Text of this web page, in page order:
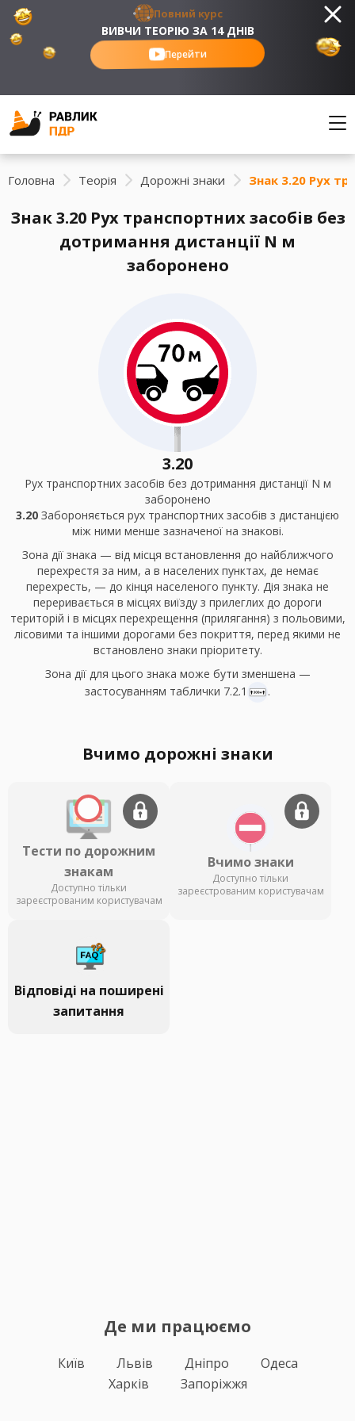
Повний курс
ВИВЧИ ТЕОРІЮ ЗА 14 ДНІВ
Перейти
Головна Теорія Дорожні знаки Знак 3.20 Рух
Знак 3.20 Рух транспортних засобів без
дотримання дистанції N м
заборонено
3.20
Рух транспортних засобів без дотримання дистанції N м
заборонено
3.20 Забороняється рух транспортних засобів з дистанцією
між ними менше зазначеної на знакові.
Зона дії знака — від місця встановлення до найближчого
перехрестя за ним, а в населених пунктах, де немає
перехресть, — до кінця населеного пункту. Дія знака не
переривається в місцях виїзду з прилеглих до дороги
територій і в місцях перехрещення (прилягання) з польовими,
лісовими та іншими дорогами без покриття, перед якими не
встановлено знаки пріоритету.
Зона дії для цього знака може бути зменшена —
застосуванням таблички 7.2.1
.
Вчимо дорожні знаки
Тести по дорожним
знакам
Доступно тільки
зареєстрованим користувачам
Вчимо знаки
Доступно тільки
зареєстрованим користувачам
Відповіді на поширені
запитання
Де ми працюємо
Київ Львів Дніпро
Одеса
Харків
Запоріжжя